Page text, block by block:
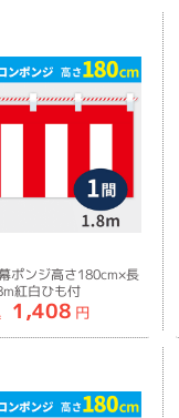
ポンジ高さ180cm×長
紅白ひも付
1,408 円